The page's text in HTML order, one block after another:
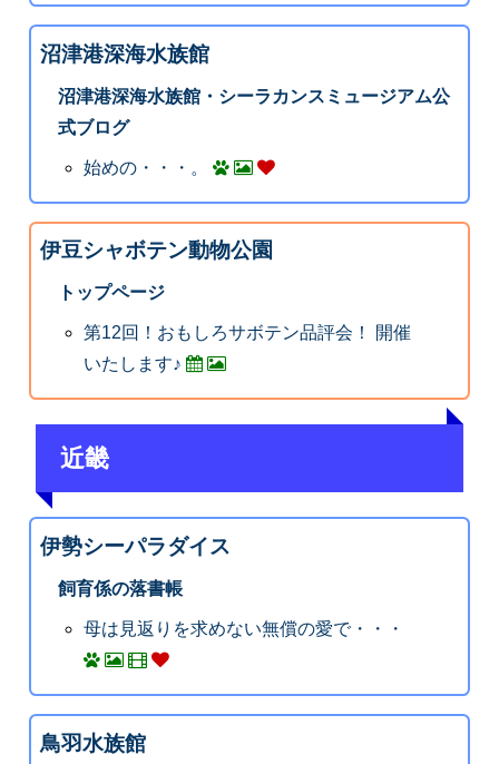
沼津港深海水族館
沼津港深海水族館・シーラカンスミュージアム公
式ブログ
始めの・・・。
伊豆シャボテン動物公園
トップページ
第12回！おもしろサボテン品評会！ 開催
いたします♪
近畿
伊勢シーパラダイス
飼育係の落書帳
母は見返りを求めない無償の愛で・・・
鳥羽水族館